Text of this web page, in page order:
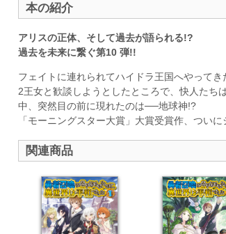
本の紹介
アリスの正体、そして過去が語られる!?
過去を未来に繋ぐ第10 弾!!
フェイトに連れられてハイドラ王国へやって
2王女と歓談しようとしたところで、快人たち
中、突然目の前に現れたのは──地球神!?
「モーニングスター大賞」大賞受賞作、ついに
関連商品